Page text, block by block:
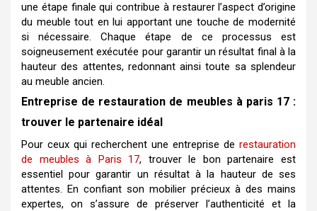
une étape finale qui contribue à restaurer l’aspect d’origine
du meuble tout en lui apportant une touche de modernité
si nécessaire. Chaque étape de ce processus est
soigneusement exécutée pour garantir un résultat final à la
hauteur des attentes, redonnant ainsi toute sa splendeur
au meuble ancien.
Entreprise de restauration de meubles à paris 17 :
trouver le partenaire idéal
Pour ceux qui recherchent une entreprise de restauration
de meubles à Paris 17, trouver le bon partenaire est
essentiel pour garantir un résultat à la hauteur de ses
attentes. En confiant son mobilier précieux à des mains
expertes, on s’assure de préserver l’authenticité et la